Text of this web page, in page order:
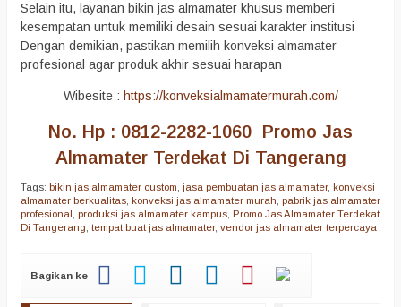
Selain itu, layanan bikin jas almamater khusus memberi
kesempatan untuk memiliki desain sesuai karakter institusi
Dengan demikian, pastikan memilih konveksi almamater
profesional agar produk akhir sesuai harapan
Wibesite : https://konveksialmamatermurah.com/
No. Hp : 0812-2282-1060 Promo Jas
Almamater Terdekat Di Tangerang
Tags: bikin jas almamater custom jasa pembuatan jas almamater, konveksi
almamater berkualitas konveksi jas almamater murah pabrik jas almamater
profesional produksi jas almamater kampus Promo Jas Almamater Terdekat
Di Tangerang tempat buat jas almamater, vendor jas almamater terpercaya
Bagikan ke